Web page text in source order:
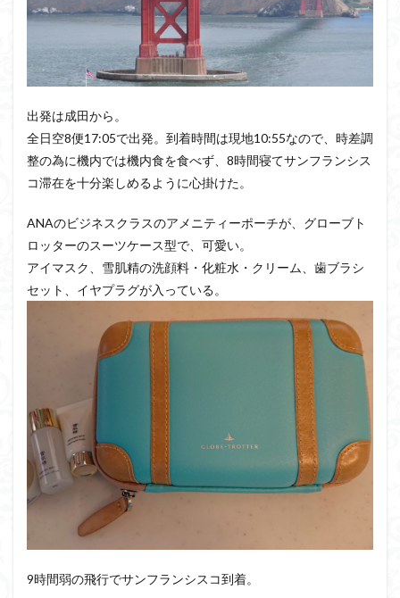
出発は成田から。
全日空8便17:05で出発。到着時間は現地10:55なので、時差調
整の為に機内では機内食を食べず、8時間寝てサンフランシス
コ滞在を十分楽しめるように心掛けた。
ANAのビジネスクラスのアメニティーポーチが、グローブト
ロッターのスーツケース型で、可愛い。
アイマスク、雪肌精の洗顔料・化粧水・クリーム、歯ブラシ
セット、イヤプラグが入っている。
9時間弱の飛行でサンフランシスコ到着。